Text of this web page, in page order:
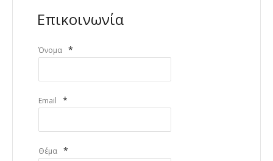
Επικοινωνία
Όνομα *
Email *
Θέμα *